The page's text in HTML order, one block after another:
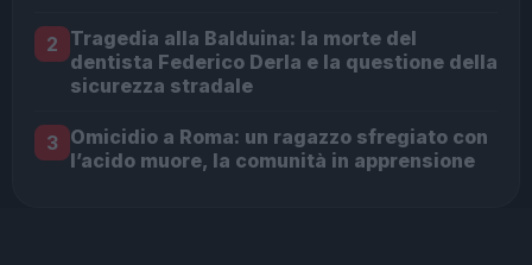
2 Tragedia alla Balduina: la morte del
dentista Federico Derla e la questione della
sicurezza stradale
3 Omicidio a Roma: un ragazzo sfregiato con
l’acido muore, la comunità in apprensione